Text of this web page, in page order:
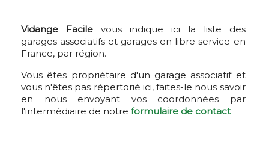
Vidange Facilevous indique ici la liste des
garages associatifs et garages en libre service en
France, par région.
Vous êtes propriétaire d'un garage associatif et
vous n'êtes pas répertorié ici, faites-le nous savoir
en nous envoyant vos coordonnées par
l'intermédiaire de notre formulaire de contact